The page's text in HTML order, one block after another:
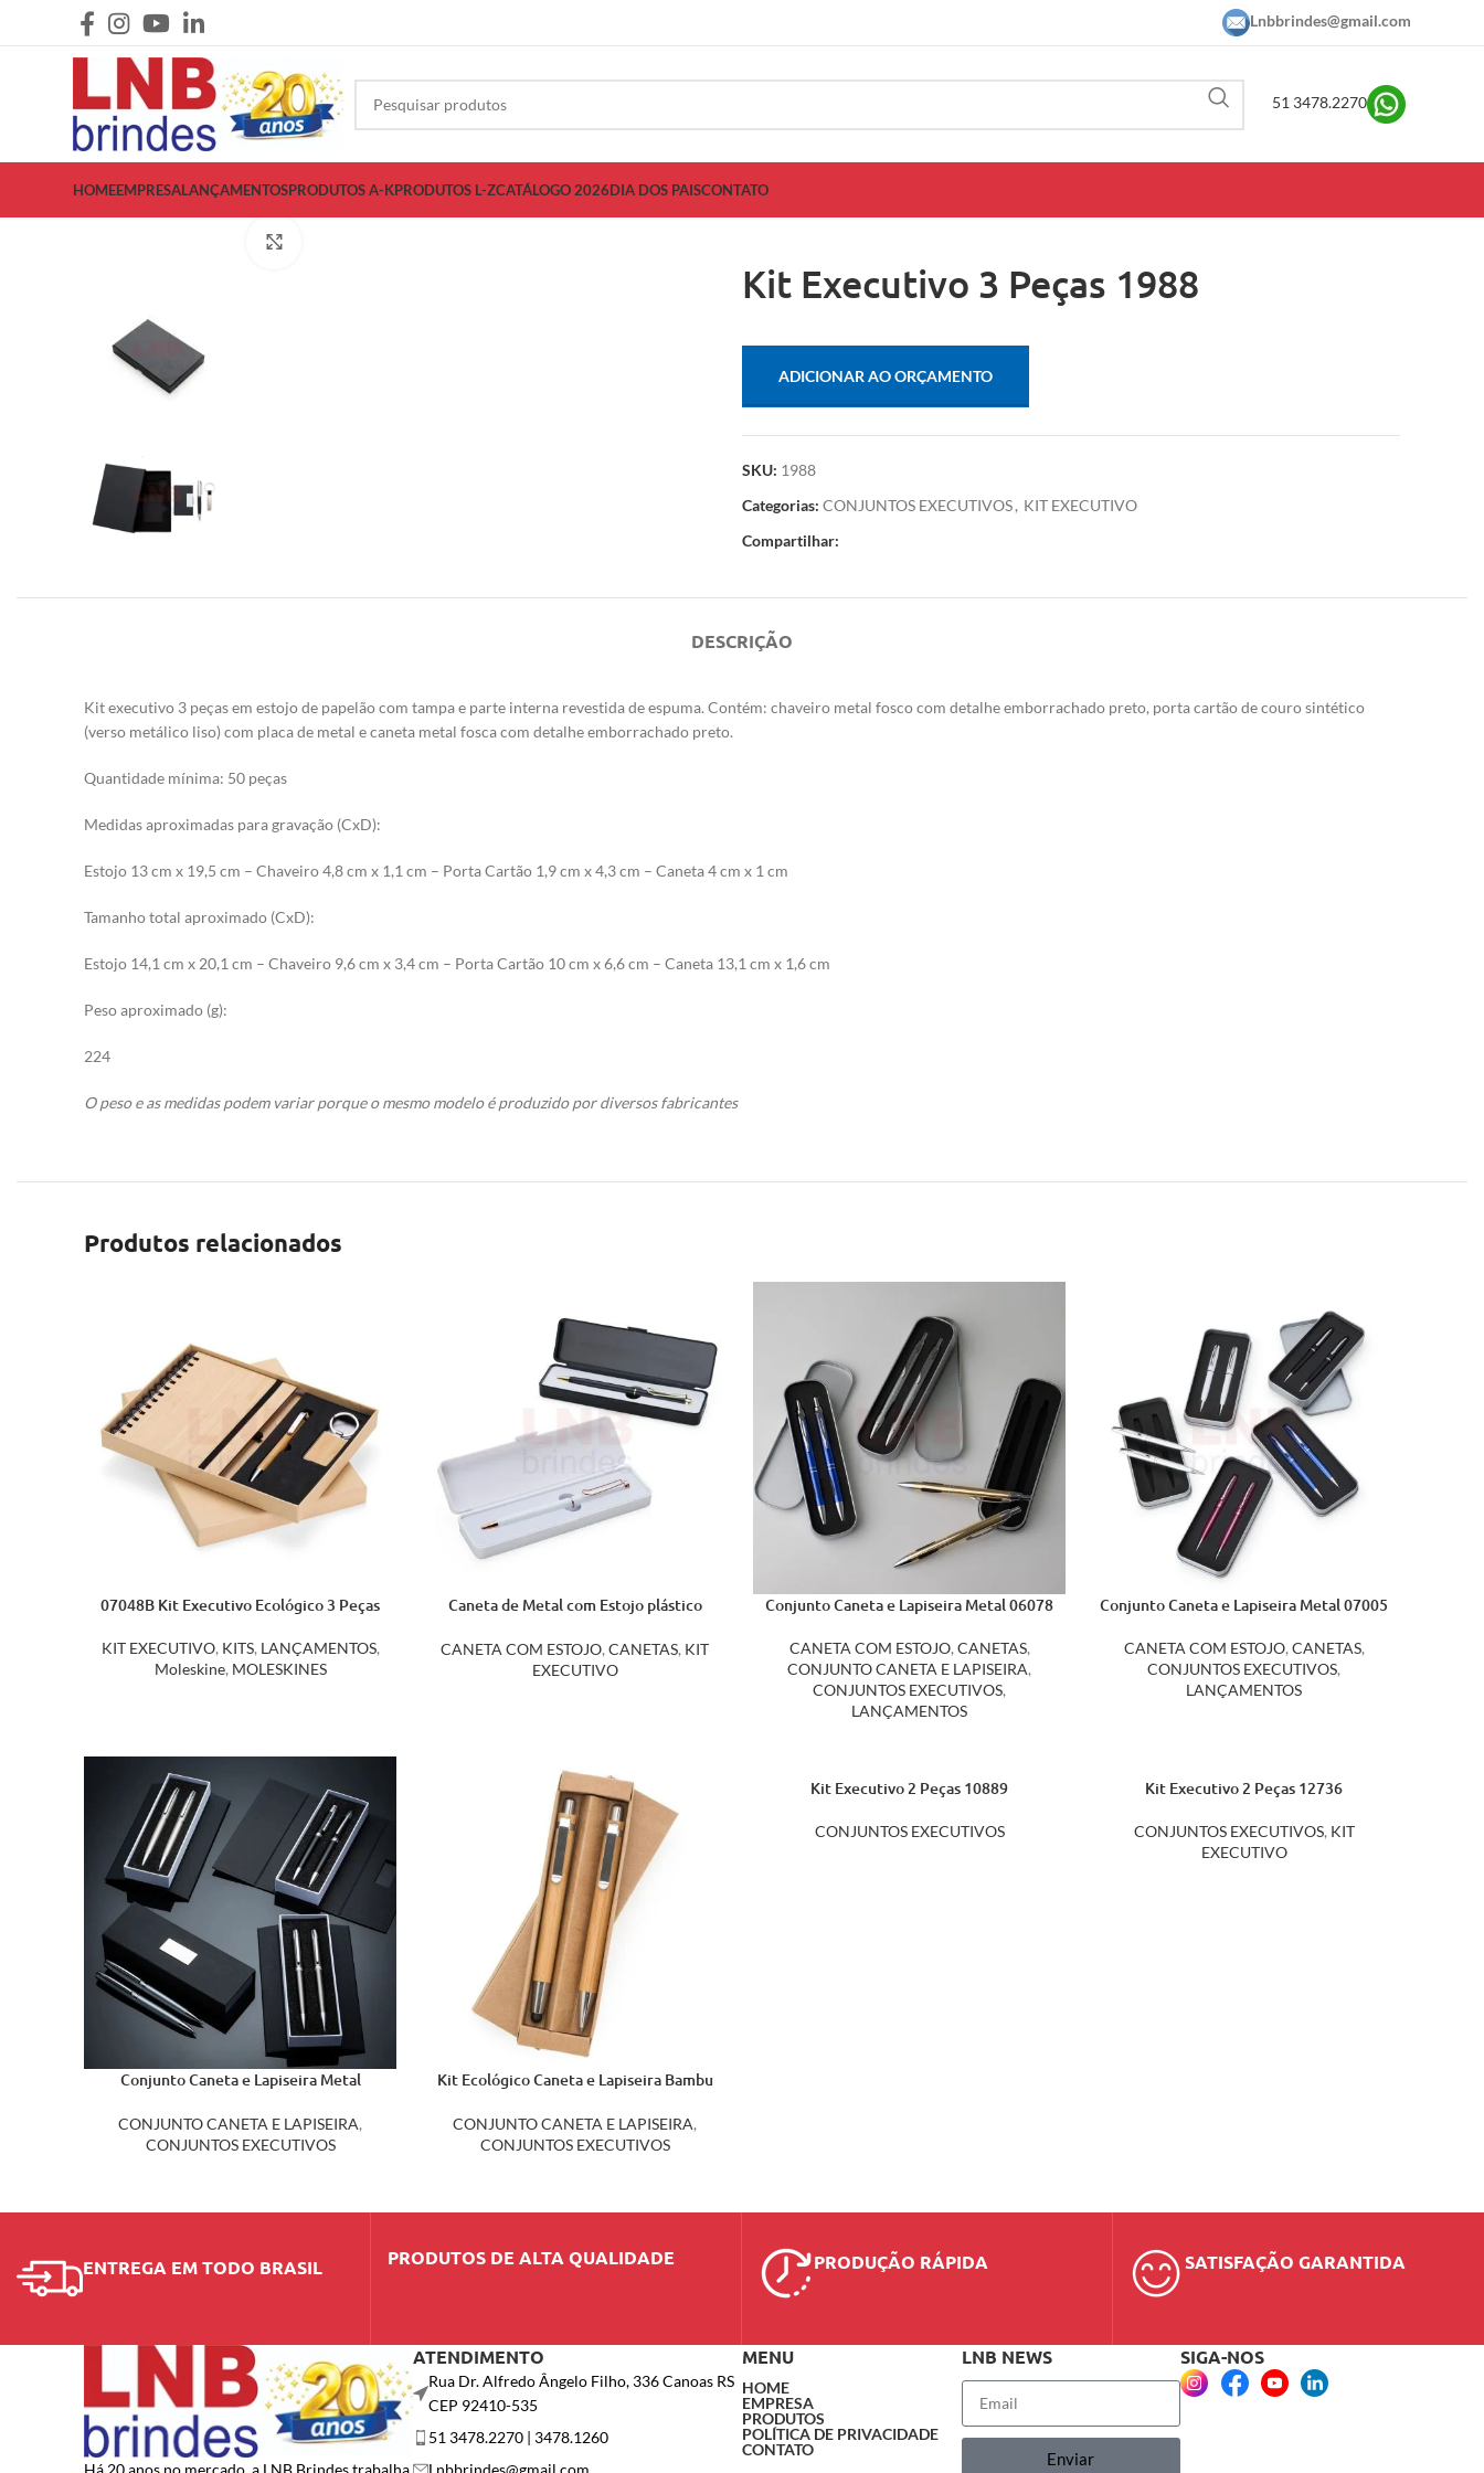
Lnbbrindes@gmail.com
51 3478.2270
HOMEEMPRESALANÇAMENTOSPRODUTOS A-KPRODUTOS L-ZCATÁLOGO 2026DIA DOS PAISCONTATO
Kit Executivo 3 Peças 1988
ADICIONAR AO ORÇAMENTO
SKU: 1988
Categorias: CONJUNTOS EXECUTIVOS, KIT EXECUTIVO
Compartilhar:
DESCRIÇÃO
Kit executivo 3 peças em estojo de papelão com tampa e parte interna revestida de espuma. Contém: chaveiro metal fosco com detalhe emborrachado preto, porta cartão de couro sintético
(verso metálico liso) com placa de metal e caneta metal fosca com detalhe emborrachado preto.
Quantidade mínima: 50 peças
Medidas aproximadas para gravação (CxD):
Estojo 13 cm x 19,5 cm – Chaveiro 4,8 cm x 1,1 cm – Porta Cartão 1,9 cm x 4,3 cm – Caneta 4 cm x 1 cm
Tamanho total aproximado (CxD):
Estojo 14,1 cm x 20,1 cm – Chaveiro 9,6 cm x 3,4 cm – Porta Cartão 10 cm x 6,6 cm – Caneta 13,1 cm x 1,6 cm
Peso aproximado (g):
224
O peso e as medidas podem variar porque o mesmo modelo é produzido por diversos fabricantes
Produtos relacionados
07048B Kit Executivo Ecológico 3 Peças
KIT EXECUTIVO, KITS, LANÇAMENTOS,
Moleskine, MOLESKINES
Caneta de Metal com Estojo plástico
CANETA COM ESTOJO, CANETAS, KIT
EXECUTIVO
Conjunto Caneta e Lapiseira Metal 06078
CANETA COM ESTOJO, CANETAS,
CONJUNTO CANETA E LAPISEIRA,
CONJUNTOS EXECUTIVOS,
LANÇAMENTOS
Conjunto Caneta e Lapiseira Metal 07005
CANETA COM ESTOJO, CANETAS,
CONJUNTOS EXECUTIVOS,
LANÇAMENTOS
Conjunto Caneta e Lapiseira Metal
CONJUNTO CANETA E LAPISEIRA,
CONJUNTOS EXECUTIVOS
Kit Ecológico Caneta e Lapiseira Bambu
CONJUNTO CANETA E LAPISEIRA,
CONJUNTOS EXECUTIVOS
Kit Executivo 2 Peças 10889
CONJUNTOS EXECUTIVOS
Kit Executivo 2 Peças 12736
CONJUNTOS EXECUTIVOS, KIT
EXECUTIVO
ENTREGA EM TODO BRASIL PRODUTOS DE ALTA QUALIDADE PRODUÇÃO RÁPIDA SATISFAÇÃO GARANTIDA
Há 20 anos no mercado, a LNB Brindes trabalha
ATENDIMENTO
Rua Dr. Alfredo Ângelo Filho, 336 Canoas RS
CEP 92410-535
51 3478.2270 | 3478.1260
Lnbbrindes@gmail.com
MENU
HOME
EMPRESA
PRODUTOS
POLÍTICA DE PRIVACIDADE
CONTATO
LNB NEWS
Enviar
SIGA-NOS